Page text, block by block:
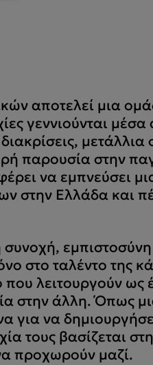
αποτελεί μια
γεννιούνται
μετάλλια
παρουσία στην
να εμπνεύσει
στην Ελλάδα και
εμπιστοσύνη
στο ταλέντο της
λειτουργούν ως
στην άλλη. Όπως
για να
τους βασίζεται
προχωρούν μαζί.